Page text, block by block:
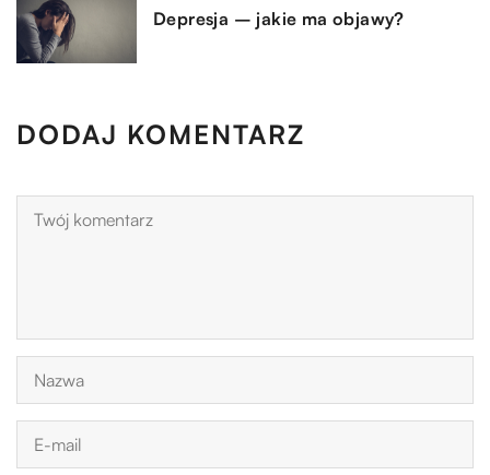
Depresja – jakie ma objawy?
DODAJ KOMENTARZ